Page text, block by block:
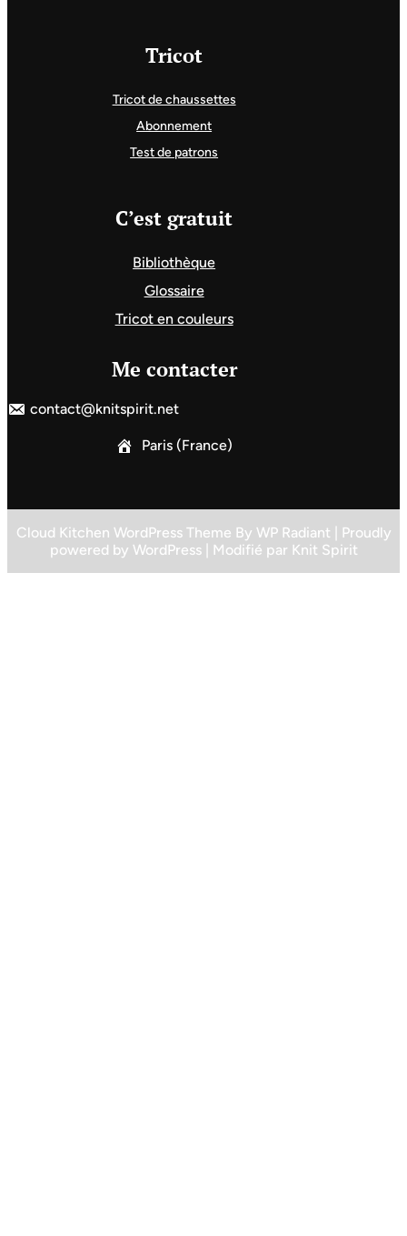
Tricot
Tricot de chaussettes
Abonnement
Test de patrons
C’est gratuit
Bibliothèque
Glossaire
Tricot en couleurs
Me contacter
contact@knitspirit.net
Paris (France)
Cloud Kitchen WordPress Theme By WP Radiant | Proudly
powered by WordPress| Modifié par Knit Spirit